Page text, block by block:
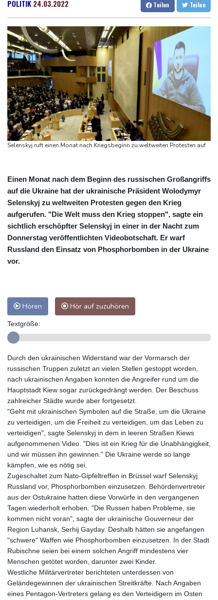
Salzburg
27 °C
Baden-Baden
27 °C
Dobrindt will Forschung zur Drohensicherheit in Deutschland
ausbauen
Iran bekräftigt harte Haltung in Streit um Straße von Hormus
Amtsantritt von Kolumbiens Staatschef De la Espriella von
Gewalt überschattet
Basketball-WM: Geiselsöder macht gesamte Vorbereitung mit
Taifun "Dolphin": Flugausfälle, Evakuierung und höchste
Warnstufe in China
POLITIK 24.03.2022 Teilen Teilen
Selenskyj ruft einen Monat nach Kriegsbeginn zu weltweiten Protesten auf
Einen Monat nach dem Beginn des russischen Großangriffs
auf die Ukraine hat der ukrainische Präsident Wolodymyr
Selenskyj zu weltweiten Protesten gegen den Krieg
aufgerufen. "Die Welt muss den Krieg stoppen", sagte ein
sichtlich erschöpfter Selenskyj in einer in der Nacht zum
Donnerstag veröffentlichten Videobotschaft. Er warf
Russland den Einsatz von Phosphorbomben in der Ukraine
vor.
Hören Hör auf zuzuhören
Textgröße:
Durch den ukrainischen Widerstand war der Vormarsch der
russischen Truppen zuletzt an vielen Stellen gestoppt worden,
nach ukrainischen Angaben konnten die Angreifer rund um die
Hauptstadt Kiew sogar zurückgedrängt werden. Der Beschuss
zahlreicher Städte wurde aber fortgesetzt.
"Geht mit ukrainischen Symbolen auf die Straße, um die Ukraine
zu verteidigen, um die Freiheit zu verteidigen, um das Leben zu
verteidigen", sagte Selenskyj in dem in leeren Straßen Kiews
aufgenommenen Video. "Dies ist ein Krieg für die Unabhängigkeit,
und wir müssen ihn gewinnen." Die Ukraine werde so lange
kämpfen, wie es nötig sei.
Zugeschaltet zum Nato-Gipfeltreffen in Brüssel warf Selenskyj
Russland vor, Phosphorbomben einzusetzen. Behördenvertreter
aus der Ostukraine hatten diese Vorwürfe in den vergangenen
Tagen wiederholt erhoben. "Die Russen haben Probleme, sie
kommen nicht voran", sagte der ukrainische Gouverneur der
Region Luhansk, Serhij Gayday. Deshalb hätten sie angefangen
"schwere" Waffen wie Phosphorbomben einzusetzen. In der Stadt
Rubischne seien bei einem solchen Angriff mindestens vier
Menschen getötet worden, darunter zwei Kinder.
Westliche Militärvertreter berichteten unterdessen von
Geländegewinnen der ukrainischen Streitkräfte. Nach Angaben
eines Pentagon-Vertreters gelang es den Verteidigern im Osten